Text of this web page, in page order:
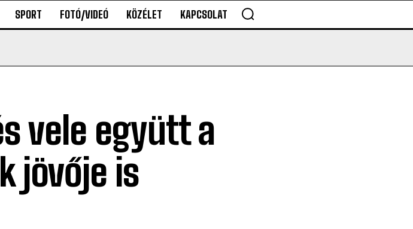
SPORT FOTÓ/VIDEÓ KÖZÉLET KAPCSOLAT
vele együtt a
jövője is